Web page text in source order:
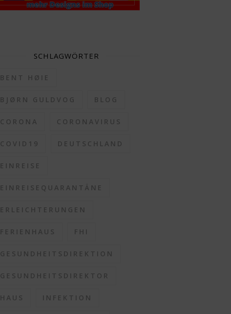
SCHLAGWÖRTER
BENT HØIE
BJØRN GULDVOG BLOG
CORONA CORONAVIRUS
COVID19 DEUTSCHLAND
EINREISE
EINREISEQUARANTÄNE
ERLEICHTERUNGEN
FERIENHAUS FHI
GESUNDHEITSDIREKTION
GESUNDHEITSDIREKTOR
HAUS INFEKTION